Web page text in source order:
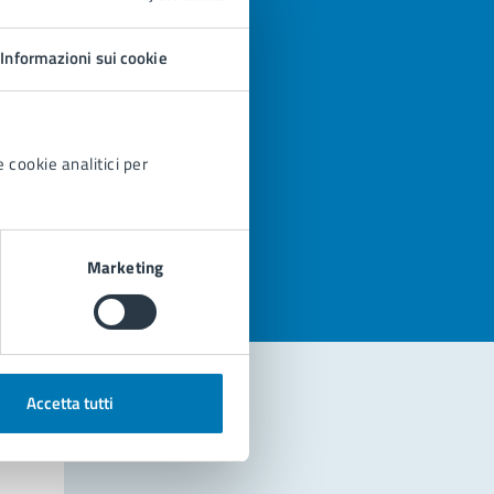
Informazioni sui cookie
cookie analitici per
Marketing
Accetta tutti